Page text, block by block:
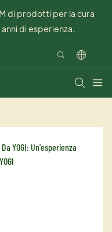
di prodotti per la cura
di esperienza.
YOGI: Un'esperienza